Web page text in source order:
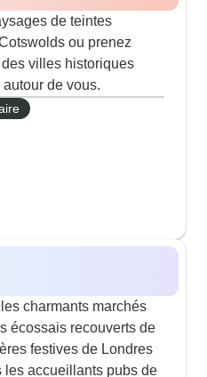
de teintes
ou prenez
villes historiques
de vous.
charmants marchés
écossais recouverts de
festives de Londres
les accueillants pubs de